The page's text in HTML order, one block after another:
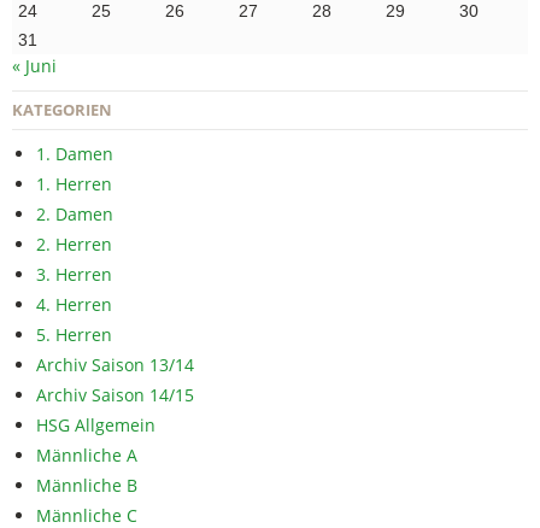
24
25 26 27 28 29
30
31
« Juni
KATEGORIEN
1. Damen
1. Herren
2. Damen
2. Herren
3. Herren
4. Herren
5. Herren
Archiv Saison 13/14
Archiv Saison 14/15
HSG Allgemein
Männliche A
Männliche B
Männliche C